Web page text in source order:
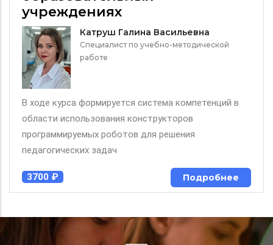
учреждениях
Катруш Галина Васильевна
Специалист по учебно-методической
работе
В ходе курса формируется система компетенций в
области использования конструкторов
программируемых роботов для решения
педагогических задач
3700 ₽ Подробнее